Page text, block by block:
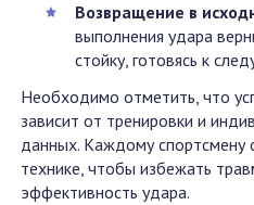
Возвращение в
выполнения удара
стойку, готовясь к
Необходимо отметить, что
зависит от тренировки и
данных. Каждому спортсмену
технике, чтобы избежать
эффективность удара.